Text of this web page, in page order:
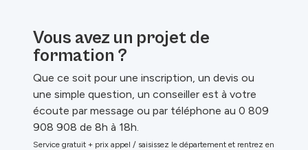
Vous avez un projet de
formation ?
Que ce soit pour une inscription, un devis ou
une simple question, un conseiller est à votre
écoute par message ou par téléphone au 0 809
908 908 de 8h à 18h.
Service gratuit + prix appel / saisissez le département et rentrez en